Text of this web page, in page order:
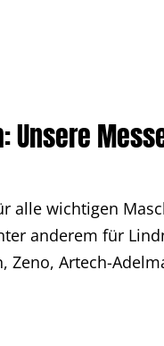
Unsere
alle wichtigen
anderem für
Zeno, Artech-